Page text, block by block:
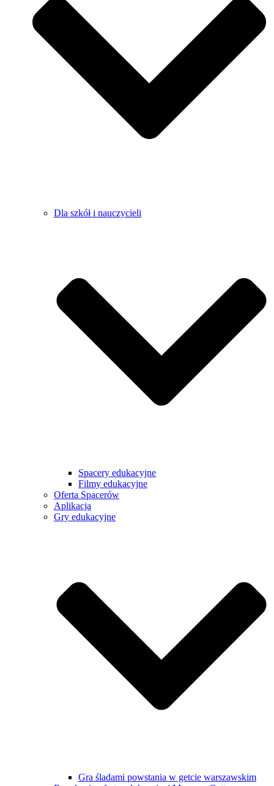
Dla szkół i nauczycieli
Spacery edukacyjne
Filmy edukacyjne
Oferta Spacerów
Aplikacja
Gry edukacyjne
Gra śladami powstania w getcie warszawskim